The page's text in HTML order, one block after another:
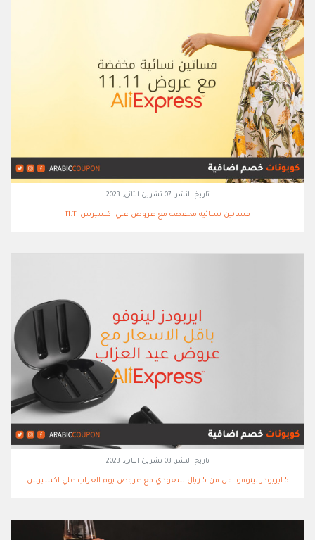
تاريخ النشر: 07 تشرين الثاني, 2023
فساتين نسائية مخفضة مع عروض علي اكسبرس 11.11
تاريخ النشر: 03 تشرين الثاني, 2023
5 ايربودز لينوفو اقل من 5 ريال سعودي مع عروض يوم العزاب علي اكسبرس